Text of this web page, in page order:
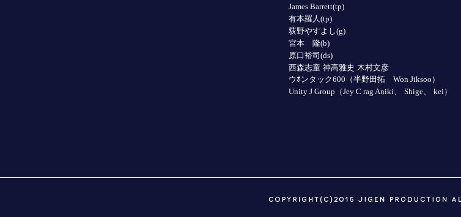
James Barrett(tp)
有本羅人(tp)
荻野やすよし(g)
宮本 隆(b)
原口裕司 (ds)
西森志童 神高雅史 木村文彦
ウｵンタック600 （半野田拓 Won Jiksoo ）
Unity J Group （Jey C rag Aniki、 Shige、 kei）